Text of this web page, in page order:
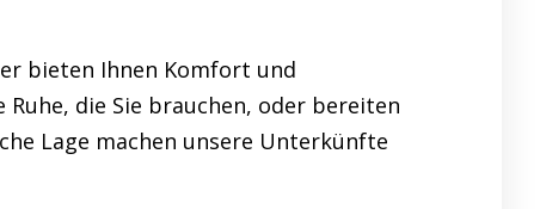
bieten Ihnen Komfort und
die Sie brauchen, oder bereiten
Lage machen unsere Unterkünfte